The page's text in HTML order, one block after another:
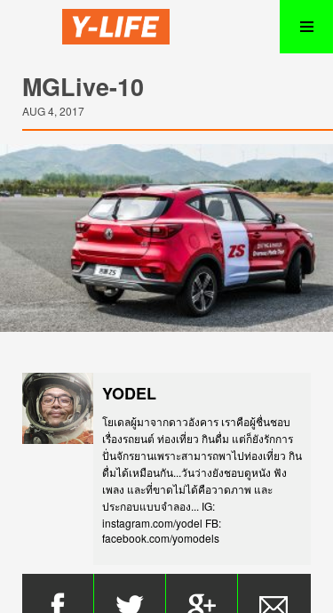
MGLive-10
AUG 4, 2017
YODEL
โยเดลผู้มาจากดาวอังคาร เราคือผู้ชื่นชอบ
เรื่องรถยนต์ ท่องเที่ยว กินดื่ม แต่ก็ยังรักการ
ปั่นจักรยานเพราะสามารถพาไปท่องเที่ยว กิน
ดื่มได้เหมือนกัน...วันว่างยังชอบดูหนัง ฟัง
เพลง และที่ขาดไม่ได้คือวาดภาพ และ
ประกอบแบบจำลอง... IG:
instagram.com/yodel FB:
facebook.com/yomodels